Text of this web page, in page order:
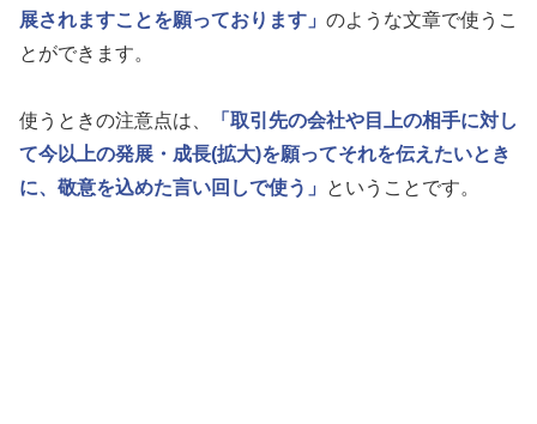
展されますことを願っております」 のような文章で使うこ
とができます。
使うときの注意点は、
「取引先の会社や目上の相手に対し
て今以上の発展・成長(拡大)を願ってそれを伝えたいとき
に、敬意を込めた言い回しで使う」
ということです。